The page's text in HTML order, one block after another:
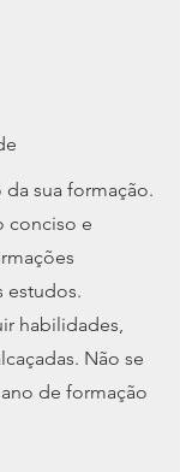
da sua formação.
conciso e
estudos.
habilidades,
Não se
de formação